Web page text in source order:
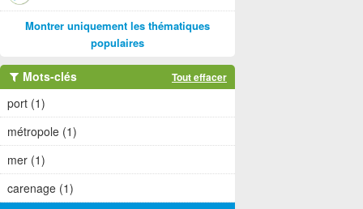
Montrer uniquement les thématiques
populaires
Mots-clés Tout effacer
port (1)
métropole (1)
mer (1)
carenage (1)